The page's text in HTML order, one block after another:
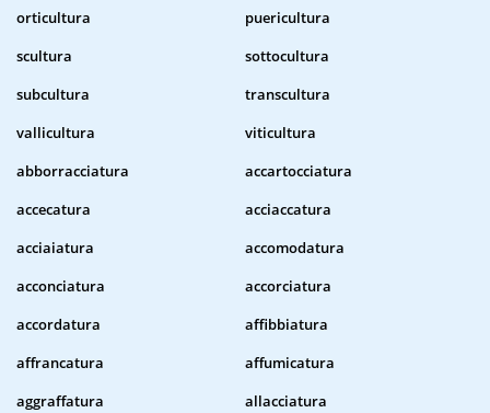
orticultura
puericultura
scultura
sottocultura
subcultura
transcultura
vallicultura
viticultura
abborracciatura
accartocciatura
accecatura
acciaccatura
acciaiatura
accomodatura
acconciatura
accorciatura
accordatura
affibbiatura
affrancatura
affumicatura
aggraffatura
allacciatura